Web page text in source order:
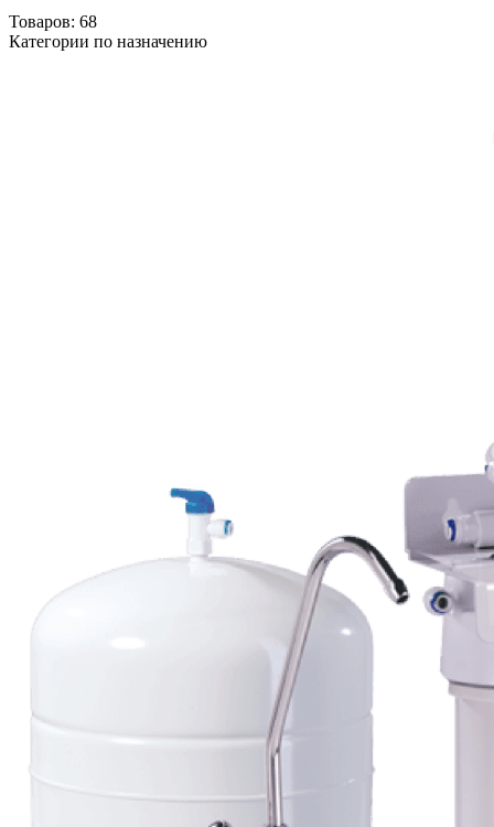
Товаров: 68
Категории по назначению